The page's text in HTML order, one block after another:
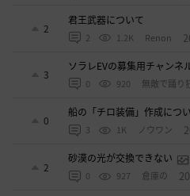
2
君王武器について
2 1.2K Renon
3
ソラレEVの募集用チャンネ
0 920 無敵で踊り
0
船の「チロ装備」作成につ
3 1K ノウワン
2
砂漠の光が交換できない
0 927 倉庫の